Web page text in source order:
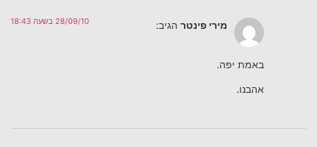
מירי פינטר הגיב: 28/09/10 בשעה 18:43
באמת יפה.
אהבנו.